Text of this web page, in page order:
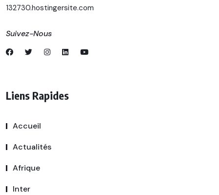
132730.hostingersite.com
Suivez-Nous
Liens Rapides
Accueil
Actualités
Afrique
Inter